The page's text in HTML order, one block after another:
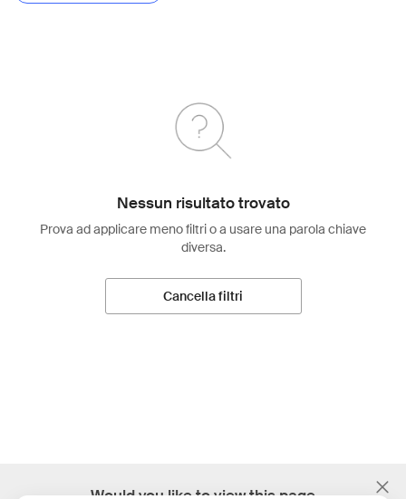
Nessun risultato trovato
Prova ad applicare meno filtri o a usare una parola chiave
diversa.
Cancella filtri